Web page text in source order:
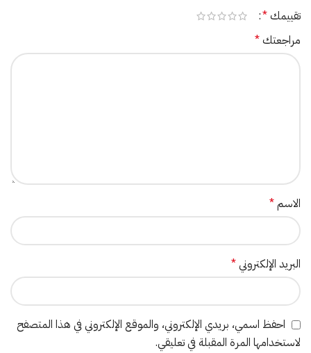
تقييمك*
مراجعتك*
الاسم*
البريد الإلكتروني*
احفظ اسمي، بريدي الإلكتروني، والموقع الإلكتروني في هذا المتصفح
لاستخدامها المرة المقبلة في تعليقي.